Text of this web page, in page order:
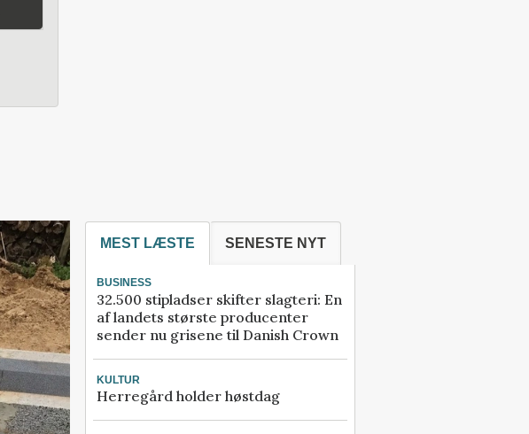
MEST LÆSTE SENESTE NYT
BUSINESS
32.500 stipladser skifter slagteri: En
af landets største producenter
sender nu grisene til Danish Crown
KULTUR
Herregård holder høstdag